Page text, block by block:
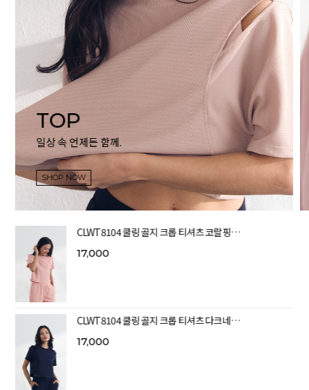
TOP
일상 속 언제든 함께.
SHOP NOW
CLWT8104 쿨링 골지 크롭 티셔츠 코랄핑…
17,000
CLWT8104 쿨링 골지 크롭 티셔츠 다크네…
17,000